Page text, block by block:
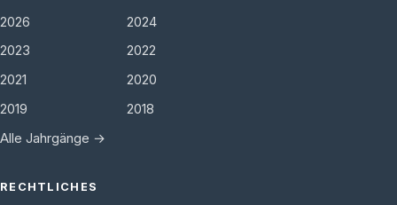
2026
2024
2023
2022
2021
2020
2019
2018
Alle Jahrgänge →
RECHTLICHES